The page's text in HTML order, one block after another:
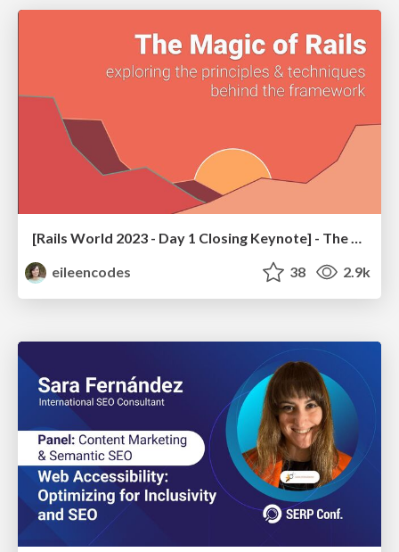
[Rails World 2023 - Day 1 Closing Keynote] - The Magic of Rails
eileencodes
38 2.9k